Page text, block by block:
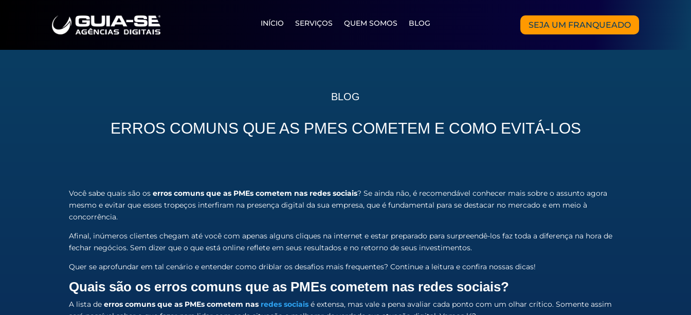
INÍCIO SERVIÇOS QUEM SOMOS BLOG SEJA UM FRANQUEADO
BLOG
ERROS COMUNS QUE AS PMES COMETEM E COMO EVITÁ-LOS
Você sabe quais são oserros comuns que as PMEs cometem nas redes sociais? Se ainda não, é recomendável conhecer mais sobre o assunto agora
mesmo e evitar que esses tropeços interfiram na presença digital da sua empresa, que é fundamental para se destacar no mercado e em meio à
concorrência.
Afinal, inúmeros clientes chegam até você com apenas alguns cliques na internet e estar preparado para surpreendê-los faz toda a diferença na hora de
fechar negócios. Sem dizer que o que está online reflete em seus resultados e no retorno de seus investimentos.
Quer se aprofundar em tal cenário e entender como driblar os desafios mais frequentes? Continue a leitura e confira nossas dicas!
Quais são os erros comuns que as PMEs cometem nas redes sociais?
A lista deerros comuns que as PMEs cometem nas redes sociais é extensa, mas vale a pena avaliar cada ponto com um olhar crítico. Somente assim